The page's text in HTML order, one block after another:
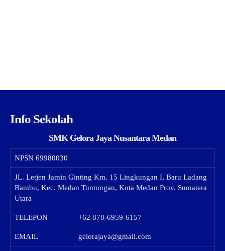
Info Sekolah
SMK Gelora Jaya Nusantara Medan
NPSN 69980030
JL. Letjen Jamin Ginting Km. 15 Lingkungan I, Baru Ladang
Bambu, Kec. Medan Tuntungan, Kota Medan Prov. Sumatera
Utara
TELEPON +62 878-6959-6157
EMAIL gelorajaya@gmail.com